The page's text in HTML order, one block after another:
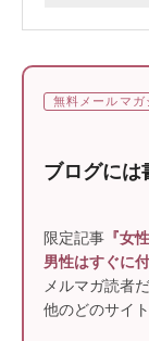
無料メールマガ
ブログには
限定記事 『女
男性はすぐに
メルマガ読者
他のどのサイ